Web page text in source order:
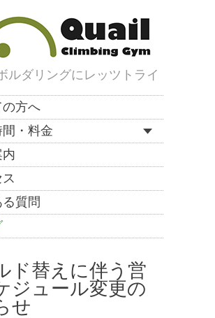
ルダリングにレッツトライ
方へ
・料金
質問
ド替えに伴う営
ジュール変更の
せ